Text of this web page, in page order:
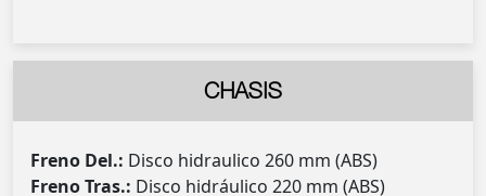
CHASIS
Freno Del.: Disco hidraulico 260 mm (ABS)
Freno Tras.: Disco hidráulico 220 mm (ABS)